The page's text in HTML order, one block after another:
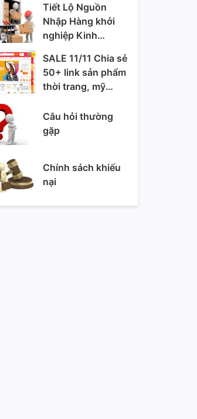
Tiết Lộ Nguồn
Nhập Hàng khởi
nghiệp Kinh
VN
SALE 11/11 Chia sẻ
50+ link sản phẩm
thời trang, mỹ
nghệ, gia dụng,
giày dép....giảm
Câu hỏi thường
gặp
Chính sách khiếu
nại